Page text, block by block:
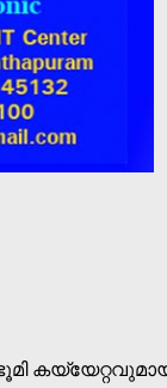
ഭൂമി